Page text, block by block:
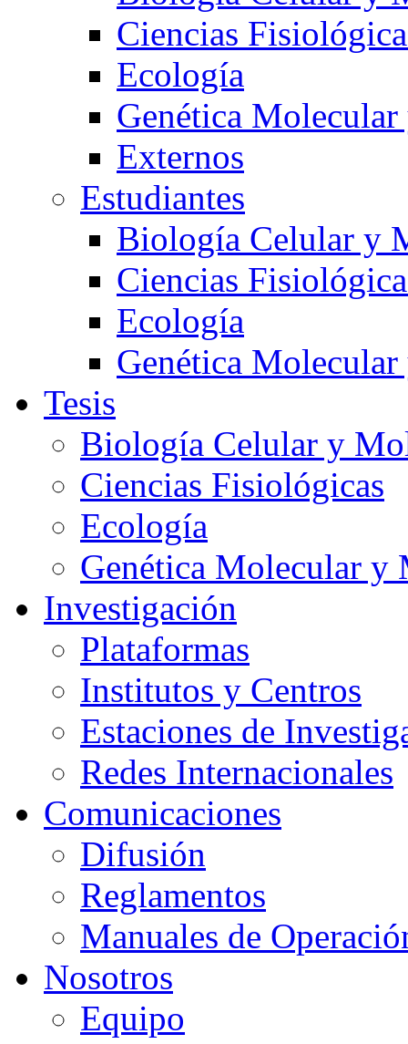
Ciencias
Ecología
Genética
Externos
Estudiantes
Biología Celular y
Ciencias
Ecología
Genética
Tesis
Biología Celular y
Ciencias Fisiológicas
Ecología
Genética Molecular
Investigación
Plataformas
Institutos y Centros
Estaciones de
Redes Internacionales
Comunicaciones
Difusión
Reglamentos
Manuales de
Nosotros
Equipo